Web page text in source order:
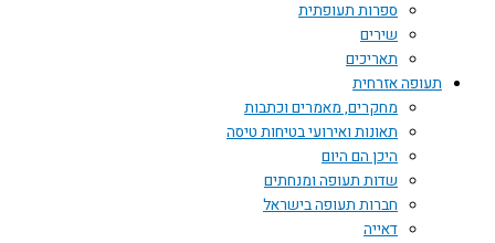
ספרות תעופתית
שירים
תאריכים
תעופה אזרחית
מחקרים, מאמרים וכתבות
תאונות ואירועי בטיחות טיסה
היכן הם היום
שדות תעופה ומנחתים
חברות תעופה בישראל
דאייה